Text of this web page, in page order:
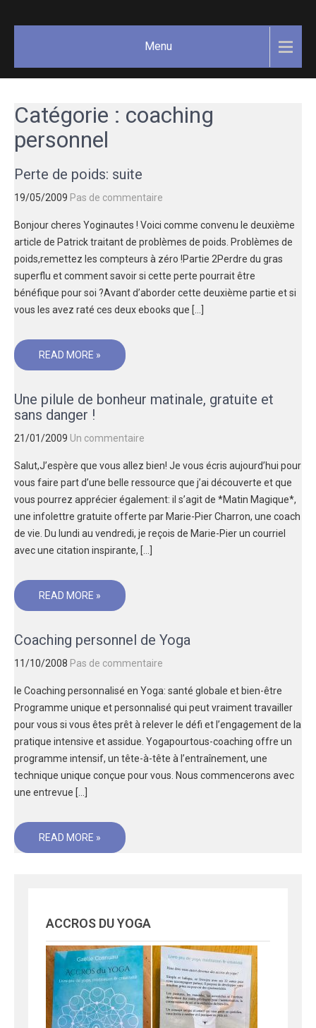
GAËLLE
bien-être
créativité.
Menu
Catégorie : coaching
personnel
Perte de poids: suite
19/05/2009 Pas de commentaire
Bonjour cheres Yoginautes ! Voici comme convenu le deuxième
article de Patrick traitant de problèmes de poids. Problèmes de
poids,remettez les compteurs à zéro !Partie 2Perdre du gras
superflu et comment savoir si cette perte pourrait être
bénéfique pour soi ?Avant d’aborder cette deuxième partie et si
vous les avez raté ces deux ebooks que […]
READ MORE »
Une pilule de bonheur matinale, gratuite et
sans danger !
21/01/2009 Un commentaire
Salut,J’espère que vous allez bien! Je vous écris aujourd’hui pour
vous faire part d’une belle ressource que j’ai découverte et que
vous pourrez apprécier également: il s’agit de *Matin Magique*,
une infolettre gratuite offerte par Marie-Pier Charron, une coach
de vie. Du lundi au vendredi, je reçois de Marie-Pier un courriel
avec une citation inspirante, […]
READ MORE »
Coaching personnel de Yoga
11/10/2008 Pas de commentaire
le Coaching personnalisé en Yoga: santé globale et bien-être
Programme unique et personnalisé qui peut vraiment travailler
pour vous si vous êtes prêt à relever le défi et l’engagement de la
pratique intensive et assidue. Yogapourtous-coaching offre un
programme intensif, un tête-à-tête à l’entraînement, une
technique unique conçue pour vous. Nous commencerons avec
une entrevue […]
READ MORE »
ACCROS DU YOGA